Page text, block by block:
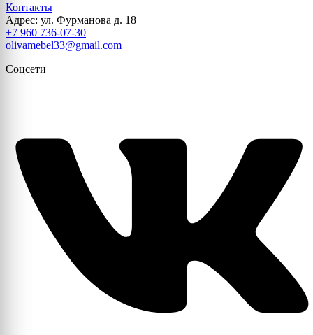
Контакты
Адрес: ул. Фурманова д. 18
+7 960 736-07-30
olivamebel33@gmail.com
Соцсети